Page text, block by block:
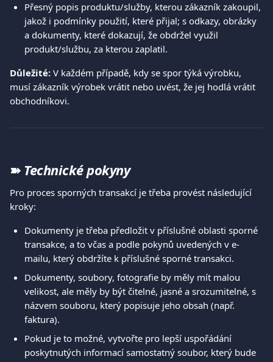
Přesný popis produktu/služby, kterou zákazník zakoupil,
jakož i podmínky použití, které přijal; s odkazy, obrázky
a dokumenty, které dokazují, že obdržel využil
produkt/službu, za kterou zaplatil.
Důležité: V každém případě, kdy se spor týká výrobku,
musí zákazník výrobek vrátit nebo uvést, že jej hodlá vrátit
obchodníkovi.
➽ Technické pokyny
Pro proces sporných transakcí je třeba provést následující
kroky:
Dokumenty je třeba předložit v příslušné oblasti sporné
transakce, a to včas a podle pokynů uvedených v e-
mailu, který obdržíte k příslušné sporné transakci.
Dokumenty, soubory, fotografie by měly mít malou
velikost, ale měly by být čitelné, jasné a srozumitelné, s
názvem souboru, který popisuje jeho obsah (např.
faktura).
Pokud je to možné, vytvořte pro lepší uspořádání
poskytnutých informací samostatný soubor, který bude